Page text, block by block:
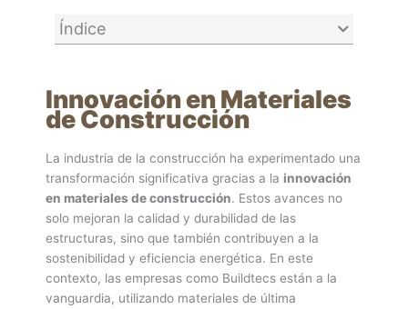
Índice
Innovación en Materiales
de Construcción
La industria de la construcción ha experimentado una
transformación significativa gracias a la innovación
en materiales de construcción. Estos avances no
solo mejoran la calidad y durabilidad de las
estructuras, sino que también contribuyen a la
sostenibilidad y eficiencia energética. En este
contexto, las empresas como Buildtecs están a la
vanguardia, utilizando materiales de última